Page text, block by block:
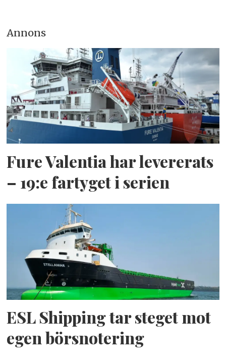
Annons
Fure Valentia har levererats
– 19:e fartyget i serien
ESL Shipping tar steget mot
egen börsnotering